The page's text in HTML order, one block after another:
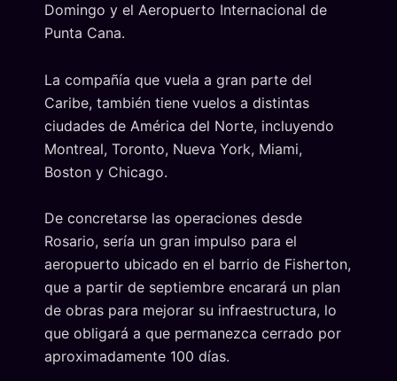
Domingo y el Aeropuerto Internacional de
Punta Cana.
La compañía que vuela a gran parte del
Caribe, también tiene vuelos a distintas
ciudades de América del Norte, incluyendo
Montreal, Toronto, Nueva York, Miami,
Boston y Chicago.
De concretarse las operaciones desde
Rosario, sería un gran impulso para el
aeropuerto ubicado en el barrio de Fisherton,
que a partir de septiembre encarará un plan
de obras para mejorar su infraestructura, lo
que obligará a que permanezca cerrado por
aproximadamente 100 días.